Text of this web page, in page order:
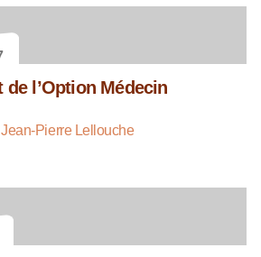
de l’Option Médecin
Pierre Lellouche